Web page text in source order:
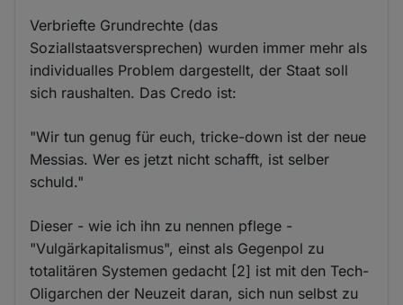
Verbriefte Grundrechte (das
Soziallstaatsversprechen) wurden immer mehr als
individualles Problem dargestellt, der Staat soll
sich raushalten. Das Credo ist:
"Wir tun genug für euch, tricke-down ist der neue
Messias. Wer es jetzt nicht schafft, ist selber
schuld."
Dieser - wie ich ihn zu nennen pflege -
"Vulgärkapitalismus", einst als Gegenpol zu
totalitären Systemen gedacht [2] ist mit den Tech-
Oligarchen der Neuzeit daran, sich nun selbst zu